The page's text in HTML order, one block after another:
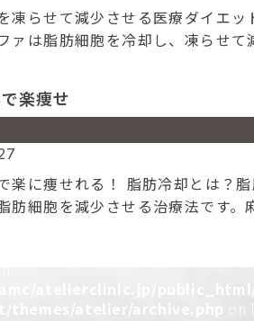
themes/atelier/archive.phpon
atelierclinic.jp/
themes/atelier/archive.phpon
凍らせて減少させる医療ダイエッ
ァは脂肪細胞を冷却し、凍らせて
すことで血液、その他組織に損
楽痩せ
: Undefined array key 0 in
themes/atelier/archive.php on
amc/atelierclinic.jp/
themes/atelier/archive.php
on
楽に痩せれる！ 脂肪冷却とは？
肪細胞を減少させる治療法です。